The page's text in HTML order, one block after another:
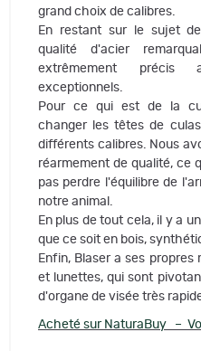
grand choix de calibres.
En restant sur le sujet
qualité d'acier
extrêmement précis
exceptionnels.
Pour ce qui est de la
changer les têtes de
différents calibres. Nous
réarmement de qualité, ce
pas perdre l'équilibre de
notre animal.
En plus de tout cela, il y a
que ce soit en bois,
Enfin, Blaser a ses
et lunettes, qui sont
d'organe de visée très
Acheté sur NaturaBuy –